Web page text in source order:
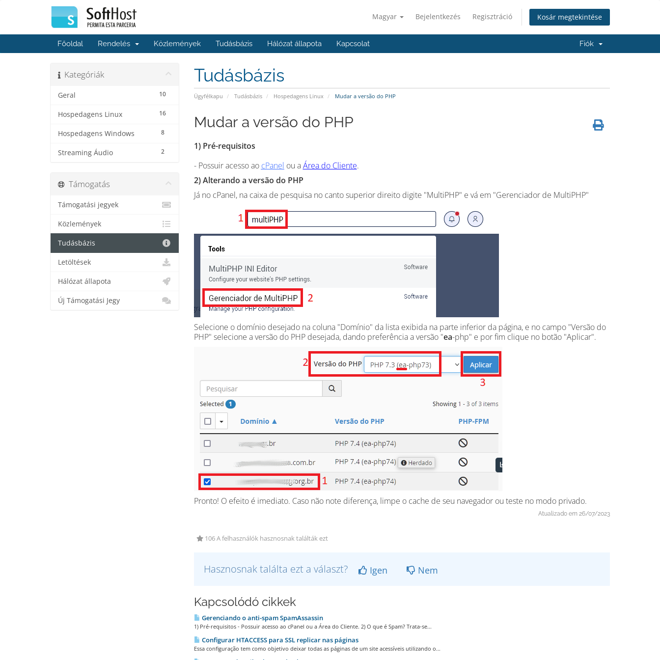
Magyar Bejelentkezés Regisztráció Kosár megtekintése
Főoldal Rendelés Közlemények Tudásbázis Hálózat állapota Kapcsolat Fiók
Tudásbázis
Ügyfélkapu Tudásbázis Hospedagens Linux Mudar a versão do PHP
Kategóriák
10
Geral
16
Hospedagens Linux
8
Hospedagens Windows
2
Streaming Áudio
Mudar a versão do PHP
1) Pré-requisitos
- Possuir acesso ao cPanel ou aÁrea do Cliente.
2) Alterando a versão do PHP
Já no cPanel, na caixa de pesquisa no canto superior direito digite "MultiPHP" e vá em "Gerenciador de MultiPHP"
Selecione o domínio desejado na coluna "Domínio" da lista exibida na parte inferior da página, e no campo "Versão do
PHP" selecione a versão do PHP desejada, dando preferência a versão "ea-php" e por fim clique no botão "Aplicar".
Pronto! O efeito é imediato. Caso não note diferença, limpe o cache de seu navegador ou teste no modo privado.
Atualizado em 26/07/2023
106 A felhasználók hasznosnak találták ezt
Hasznosnak találta ezt a választ? Igen Nem
Kapcsolódó cikkek
Gerenciando o anti-spam SpamAssassin
1) Pré-requisitos - Possuir acesso ao cPanel ou a Área do Cliente. 2) O que é Spam? Trata-se...
Configurar HTACCESS para SSL replicar nas páginas
Essa configuração tem como objetivo deixar todas as páginas de um site acessíveis utilizando o...
Támogatás
Támogatási jegyek
Közlemények
Tudásbázis
Letöltések
Hálózat állapota
Új Támogatási Jegy